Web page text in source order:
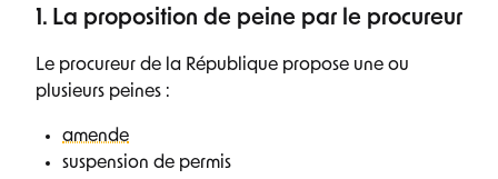
1. La proposition de peine par le procureur
Le procureur de la République propose une ou
plusieurs peines :
amende
suspension de permis